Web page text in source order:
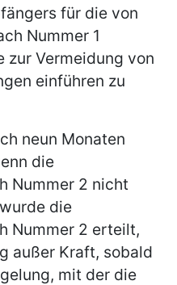
für die von
Nummer 1
zur Vermeidung von
einführen zu
neun Monaten
die
Nummer 2 nicht
die
Nummer 2 erteilt,
außer Kraft, sobald
mit der die